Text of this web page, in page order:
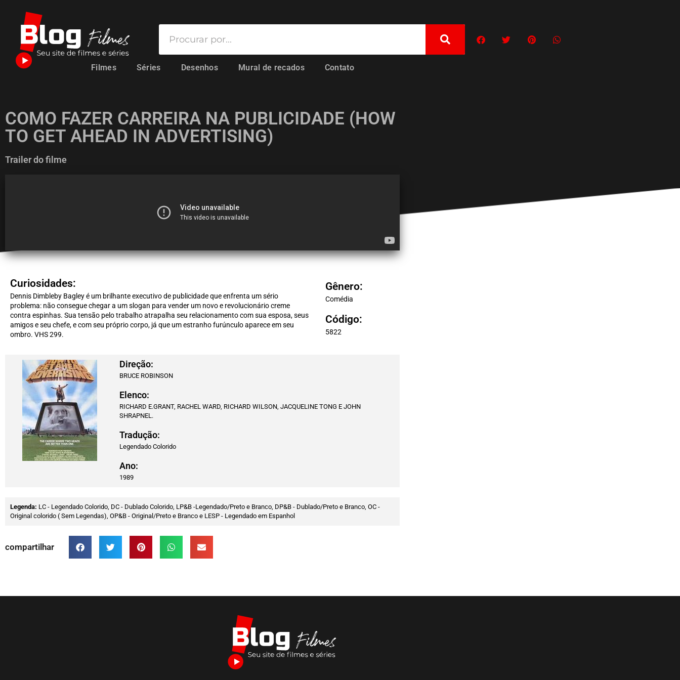
Filmes Séries Desenhos Mural de recados Contato
COMO FAZER CARREIRA NA PUBLICIDADE (HOW
TO GET AHEAD IN ADVERTISING)
Trailer do filme
Curiosidades:
Dennis Dimbleby Bagley é um brilhante executivo de publicidade que enfrenta um sério
problema: não consegue chegar a um slogan para vender um novo e revolucionário creme
contra espinhas. Sua tensão pelo trabalho atrapalha seu relacionamento com sua esposa, seus
amigos e seu chefe, e com seu próprio corpo, já que um estranho furúnculo aparece em seu
ombro. VHS 299.
Gênero:
Comédia
Código:
5822
Direção:
BRUCE ROBINSON
Elenco:
RICHARD E.GRANT, RACHEL WARD, RICHARD WILSON, JACQUELINE TONG E JOHN
SHRAPNEL.
Tradução:
Legendado Colorido
Ano:
1989
Legenda: LC - Legendado Colorido, DC - Dublado Colorido, LP&B -Legendado/Preto e Branco, DP&B - Dublado/Preto e Branco, OC -
Original colorido ( Sem Legendas), OP&B - Original/Preto e Branco e LESP - Legendado em Espanhol
compartilhar